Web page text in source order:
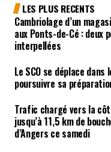
LES PLUS RECENTS
Cambriolage d’un
aux Ponts-de-Cé : deux
interpellées
Le SCO se déplace dans
poursuivre sa
Trafic chargé vers la
jusqu’à 11,5 km de
d’Angers ce samedi